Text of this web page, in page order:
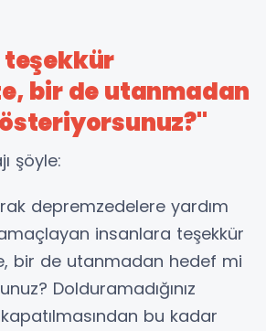
bir de utanmadan
şöyle:
depremzedelere yardım
insanlara teşekkür
bir de utanmadan hedef mi
Dolduramadığınız
bu kadar